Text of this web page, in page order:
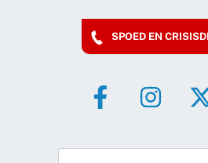
SPOED EN